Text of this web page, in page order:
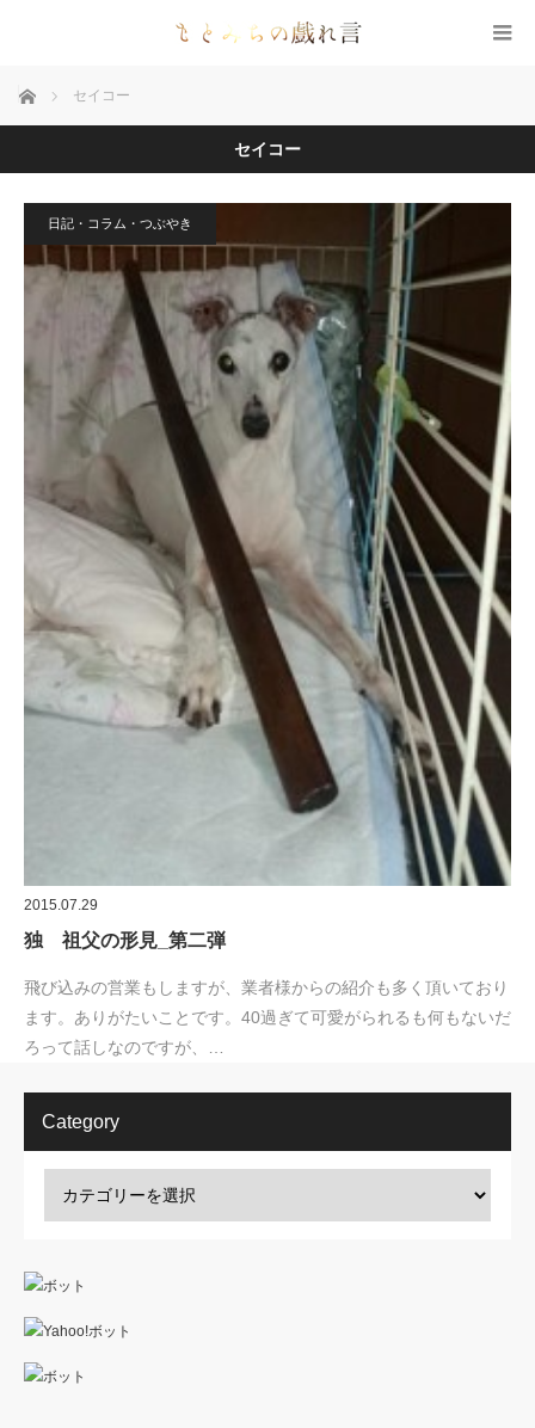
ホーム セイコー
セイコー
日記・コラム・つぶやき
2015.07.29
独 祖父の形見_第二弾
飛び込みの営業もしますが、業者様からの紹介も多く頂いており
ます。ありがたいことです。40過ぎて可愛がられるも何もないだ
ろって話しなのですが、…
Category